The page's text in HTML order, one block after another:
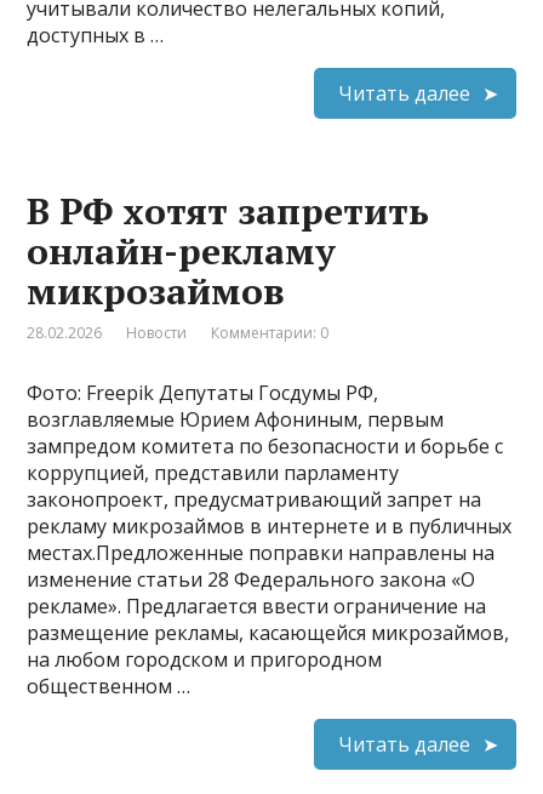
учитывали количество нелегальных копий,
доступных в …
Читать далее
В РФ хотят запретить
онлайн-рекламу
микрозаймов
28.02.2026 Новости Комментарии: 0
Фото: Freepik Депутаты Госдумы РФ,
возглавляемые Юрием Афониным, первым
зампредом комитета по безопасности и борьбе с
коррупцией, представили парламенту
законопроект, предусматривающий запрет на
рекламу микрозаймов в интернете и в публичных
местах.Предложенные поправки направлены на
изменение статьи 28 Федерального закона «О
рекламе». Предлагается ввести ограничение на
размещение рекламы, касающейся микрозаймов,
на любом городском и пригородном
общественном …
Читать далее